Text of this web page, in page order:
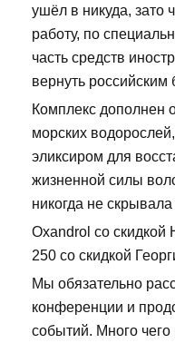
ушёл в никуда, зато
работу, по
часть средств
вернуть российским
Комплекс дополнен
морских
эликсиром для
жизненной силы
никогда не
Oxandrol со скидкой
250 со скидкой
Мы обязательно
конференции и
событий. Много чего